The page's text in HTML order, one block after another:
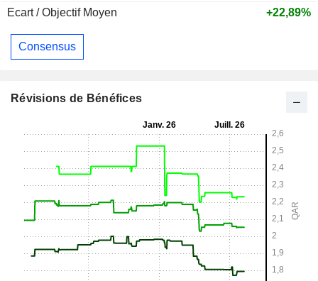
Ecart / Objectif Moyen
+22,89%
Consensus
Révisions de Bénéfices